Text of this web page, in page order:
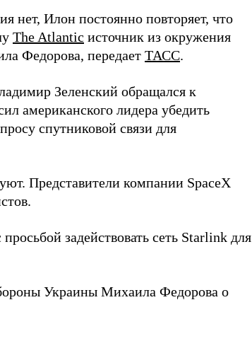
нет, Илон постоянно повторяет, что
The Atlantic источник из окружения
Федорова, передает ТАСС.
Зеленский обращался к
американского лидера убедить
спутниковой связи для
Представители компании SpaceX
задействовать сеть Starlink для
Украины Михаила Федорова о